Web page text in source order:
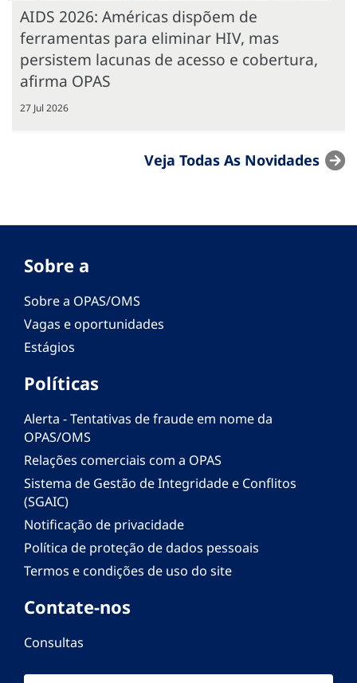
AIDS 2026: Américas dispõem de
ferramentas para eliminar HIV, mas
persistem lacunas de acesso e cobertura,
afirma OPAS
27 Jul 2026
Veja Todas As Novidades
Sobre a
Sobre a OPAS/OMS
Vagas e oportunidades
Estágios
Políticas
Alerta - Tentativas de fraude em nome da
OPAS/OMS
Relações comerciais com a OPAS
Sistema de Gestão de Integridade e Conflitos
(SGAIC)
Notificação de privacidade
Política de proteção de dados pessoais
Termos e condições de uso do site
Contate-nos
Consultas